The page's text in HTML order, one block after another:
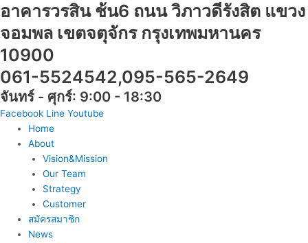
Skip
content
อาคารวรสิน ช้น6 ถนน วิภาวดีรังสิต แขวง
จอมพล เขตจตุจักร กรุงเทพมหานคร
10900
061-5524542,095-565-2649
จันทร์ - ศุกร์: 9:00 - 18:30
Facebook Line Youtube
Home
About
Vision&Mission
Our Team
Strategy
Customer
สมัครสมาชิก
News